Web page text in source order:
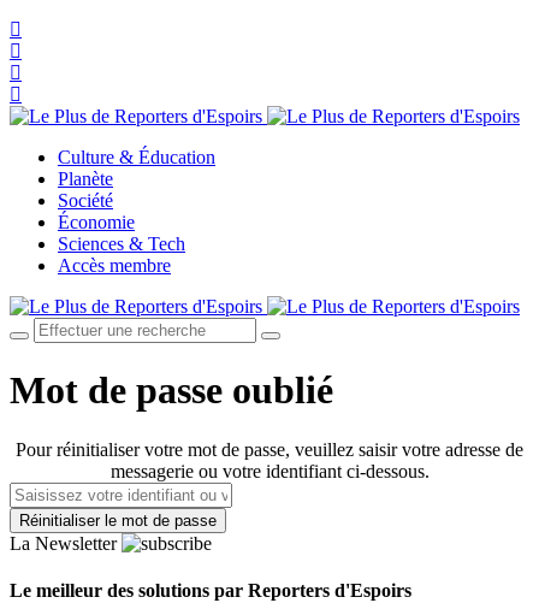
Culture & Éducation
Planète
Société
Économie
Sciences & Tech
Accès membre
Mot de passe oublié
Pour réinitialiser votre mot de passe, veuillez saisir votre adresse de
messagerie ou votre identifiant ci-dessous.
La Newsletter
Le meilleur des solutions par Reporters d'Espoirs